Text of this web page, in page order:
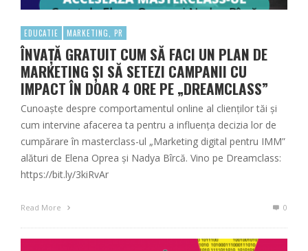
EDUCATIE MARKETING, PR
ÎNVAȚĂ GRATUIT CUM SĂ FACI UN PLAN DE
MARKETING ȘI SĂ SETEZI CAMPANII CU
IMPACT ÎN DOAR 4 ORE PE „DREAMCLASS”
Cunoaște despre comportamentul online al clienților tăi și
cum intervine afacerea ta pentru a influența decizia lor de
cumpărare în masterclass-ul „Marketing digital pentru IMM”
alături de Elena Oprea și Nadya Bîrcă. Vino pe Dreamclass:
https://bit.ly/3kiRvAr
Read More 0